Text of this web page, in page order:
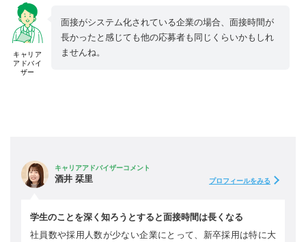
キャリア
アドバイ
ザー
面接がシステム化されている企業の場合、面接時間が
長かったと感じても他の応募者も同じくらいかもしれ
ませんね。
キャリアアドバイザーコメント
酒井 栞里 プロフィールをみる
学生のことを深く知ろうとすると面接時間は長くなる
社員数や採用人数が少ない企業にとって、新卒採用は特に大